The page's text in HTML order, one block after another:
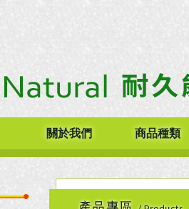
關於我們 商品種類